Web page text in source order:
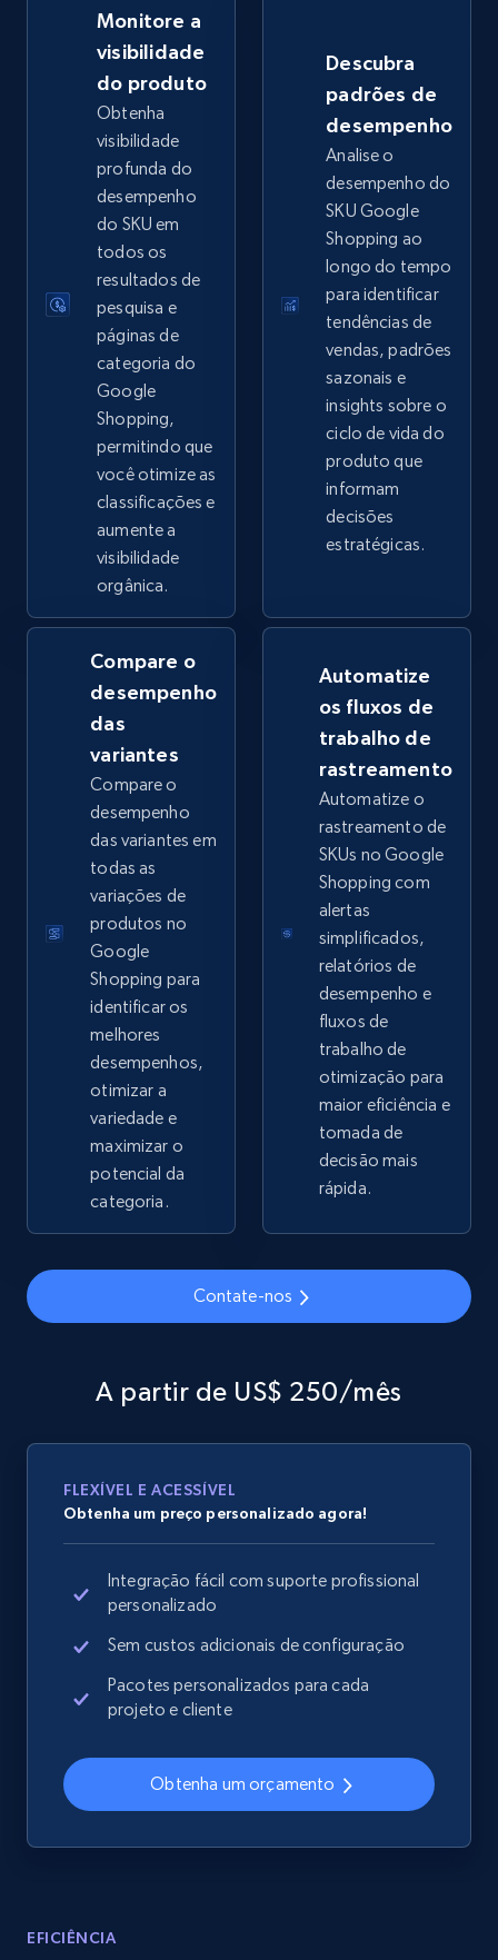
2.5K+ 359+
eBay - Collect records by category
URL, Product id, Title, Seller name, Seller rating,
Seller reviews, Breadcrumbs, Root category, and
2.5K+ 359+ Comece agora
Google Shopping
URL, Product id, Title, Product description,
Rating, Reviews count, Images, Variations, and
more.
2.4K+ Comece agora
Google Shopping - collects products from
web using keywords
URL, Product id, Title, Product description,
Rating, Reviews count, Images, Variations, and
more.
2.4K+ 199+ Comece agora
Home Depot US
URL, Domain, Country code, Model number,
Sku, Product id, Product name, Manufacturer,
and more.
2.1K+ 353+ Comece agora
Home Depot US - Gather data on products
using specified keywords
URL, Domain, Country code, Model number,
Home Depot US - Discover products by
URL, Domain, Country code, Model number,
specified UPC
URL, Domain, Country code, Model number,
Sku, Product id, Product name, Manufacturer,
Monitore a
visibilidade
do produto
Obtenha
visibilidade
profunda do
desempenho
do SKU em
todos os
resultados de
pesquisa e
páginas de
categoria do
Google
Shopping,
permitindo que
você otimize as
classificações e
aumente a
visibilidade
orgânica.
Descubra
padrões de
desempenho
Analise o
desempenho do
SKU Google
Shopping ao
longo do tempo
para identificar
tendências de
vendas, padrões
sazonais e
insights sobre o
ciclo de vida do
produto que
informam
decisões
estratégicas.
Compare o
desempenho
das
variantes
Compare o
desempenho
das variantes em
todas as
variações de
produtos no
Google
Shopping para
identificar os
melhores
desempenhos,
otimizar a
variedade e
maximizar o
potencial da
categoria.
Automatize
os fluxos de
trabalho de
rastreamento
Automatize o
rastreamento de
SKUs no Google
Shopping com
alertas
simplificados,
relatórios de
desempenho e
fluxos de
trabalho de
otimização para
maior eficiência e
tomada de
decisão mais
rápida.
Contate-nos
A partir de US$ 250/mês
FLEXÍVEL E ACESSÍVEL
Obtenha um preço personalizado agora!
Integração fácil com suporte profissional
personalizado
Sem custos adicionais de configuração
Pacotes personalizados para cada
projeto e cliente
Obtenha um orçamento
EFICIÊNCIA